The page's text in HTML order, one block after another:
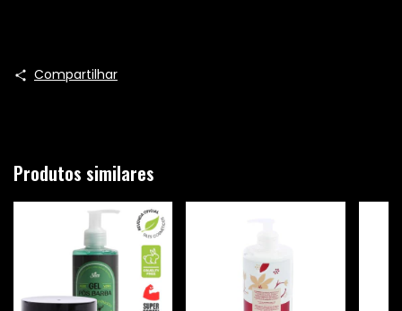
Compartilhar
Produtos similares